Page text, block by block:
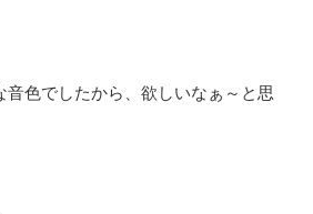
音色でしたから、欲しいなぁ～と思